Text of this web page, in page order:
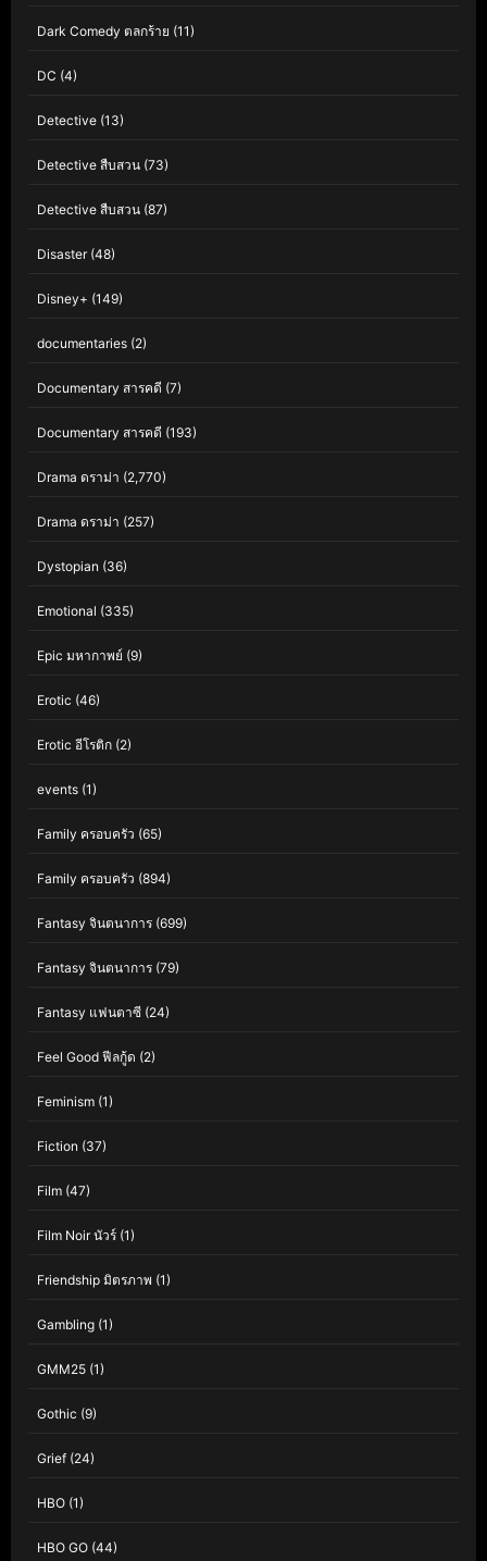
Dark Comedy ตลกร้าย (11)
DC (4)
Detective (13)
Detective สืบสวน (73)
Detective สืบสวน (87)
Disaster(48)
Disney+ (149)
documentaries (2)
Documentary สารคดี (7)
Documentary สารคดี (193)
Drama ดราม่า (2,770)
Drama ดราม่า (257)
Dystopian (36)
Emotional (335)
Epic มหากาพย์ (9)
Erotic (46)
Erotic อีโรติก (2)
events (1)
Family ครอบครัว (65)
Family ครอบครัว (894)
Fantasy จินตนาการ (699)
Fantasy จินตนาการ (79)
Fantasy แฟนตาซี (24)
Feel Good ฟีลกู้ด (2)
Feminism (1)
Fiction (37)
Film (47)
Film Noir นัวร์ (1)
Friendship มิตรภาพ (1)
Gambling (1)
GMM25 (1)
Gothic (9)
Grief (24)
HBO (1)
HBO GO (44)